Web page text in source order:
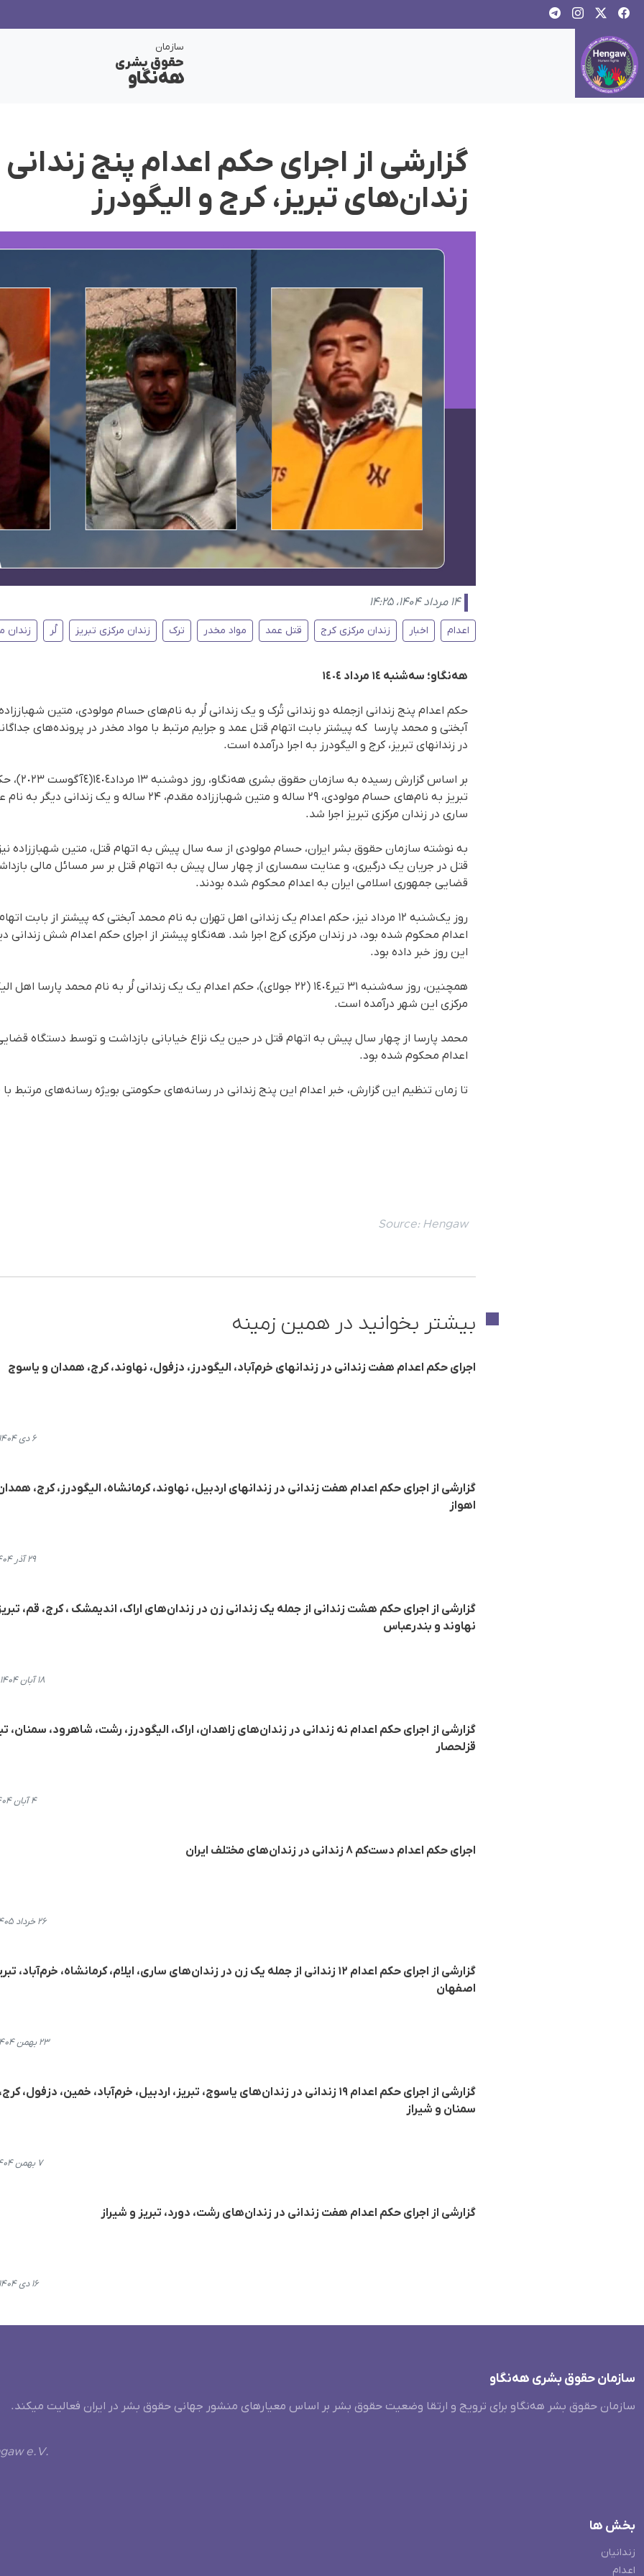
سازمان
حقوق بشری
هەنگاو
گزارشی از اجرای حکم اعدام پنج
زندان‌های تبریز، کرج و الیگودرز
۱۴ مرداد ۱۴۰۴، ۱۴:۲۵
اعدام اخبار زندان مرکزی کرج قتل عمد مواد مخدر ترک زندان مرکزی تبریز لُر زندان
هەنگاو؛ سەشنبە ١٤ مرداد ١٤٠٤
حکم اعدام پنج زندانی ازجملە دو زندانی تُرک و یک زندانی لُر بە نام‌های حسام مولودی، متین
آبختی و محمد پارسا که پیشتر بابت اتهام قتل عمد و جرایم مرتبط با مواد مخدر در پرونده‌های
در زندانهای تبریز، کرج و الیگودرز به اجرا درآمده است.
بر اساس
ساری در زندان مرکزی تبریز اجرا شد.
بە نوشتە سازمان حقوق بشر ایران، حسام مولودی از سه سال پیش به اتهام قتل، متین شهباززاده
قتل در جریان یک درگیری، و عنایت سمساری از چهار سال پیش به اتهام قتل بر سر مسائل مالی
قضایی جمهوری اسلامی ایران به اعدام محکوم شده‌ بودند.
روز یک‌شنبه ۱۲ مرداد نیز، حکم اعدام یک زندانی اهل تهران به نام محمد آبختی که پیشتر از بابت
اعدام محکوم شده بود، در زندان مرکزی کرج اجرا شد. هه‌نگاو پیشتر از اجرای حکم اعدام شش زندانی
این روز خبر داده بود.
همچنین، روز سه‌شنبه ۳۱ تیر١٤٠٤ (٢٢ جولای)، حکم اعدام یک یک زندانی لُر بە نام محمد
مرکزی این شهر درآمده است.
محمد پارسا از چهار سال پیش بە اتهام قتل در حین یک نزاع خیابانی بازداشت و توسط دستگاه
اعدام محکوم شده‌ بود.
تا زمان تنظیم این گزارش، خبر اعدام این پنج زندانی در رسانه‌های حکومتی بویژه رسانه‌های مرتبط
Source: Hengaw
بیشتر بخوانید در همین زمینه
اجرای حکم اعدام هفت زندانی در زندانهای خرم‌آباد، الیگودرز، دزفول، نهاوند، کرج، همدان و یاسوج
۶ دی ۱۴۰۴، ۲۰:۵۶
گزارشی از اجرای حکم اعدام هفت زندانی در زندانهای اردبیل، نهاوند، کرمانشاە، الیگودرز، کرج،
اهواز
۲۹ آذر ۱۴۰۴، ۲۱:۰۲
گزارشی از اجرای حکم هشت زندانی از جملە یک زندانی زن در زندان‌های اراک، اندیمشک ، کرج، قم،
نهاوند و بندرعباس
۱۸ آبان ۱۴۰۴، ۲۳:۳۸
گزارشی از اجرای حکم اعدام نە زندانی در زندان‌‌های زاهدان، اراک، الیگودرز، رشت، شاهرود، سمنان،
قزلحصار
۴ آبان ۱۴۰۴، ۱۹:۰۰
اجرای حکم اعدام دست‌کم ۸ زندانی در زندان‌های مختلف ایران
۲۶ خرداد ۱۴۰۵، ۱۲:۰۴
گزارشی از اجرای حکم اعدام ١٢ زندانی از جملە یک زن در زندان‌های ساری، ایلام، کرمانشاه، خرم‌آباد،
اصفهان
۲۳ بهمن ۱۴۰۴، ۱۲:۴۸
گزارشی از اجرای حکم اعدام ١٩ زندانی در زندان‌های یاسوج، تبریز، اردبیل، خرم‌آباد، خمین، دزفول،
سمنان و شیراز
۷ بهمن ۱۴۰۴، ۰۱:۲۸
گزارشی از اجرای حکم اعدام هفت زندانی در زندان‌های رشت، دورد، تبریز و شیراز
۱۶ دی ۱۴۰۴، ۱۵:۵۵
سازمان حقوق بشری هەنگاو
سازمان حقوق بشر هه‌نگاو برای ترویج و ارتقا وضعیت حقوق بشر بر اساس معیارهای منشور جهانی حقوق بشر در ایران فعالیت میکند.
e.V.
بخش ها
زندانیان
اعدام